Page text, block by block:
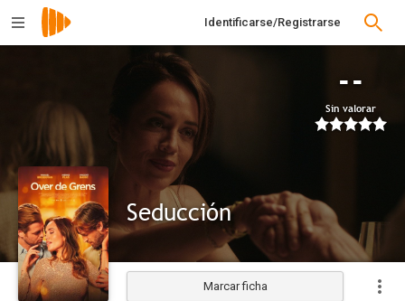
Identificarse/Registrarse
--
Sin valorar
Seducción
Marcar ficha